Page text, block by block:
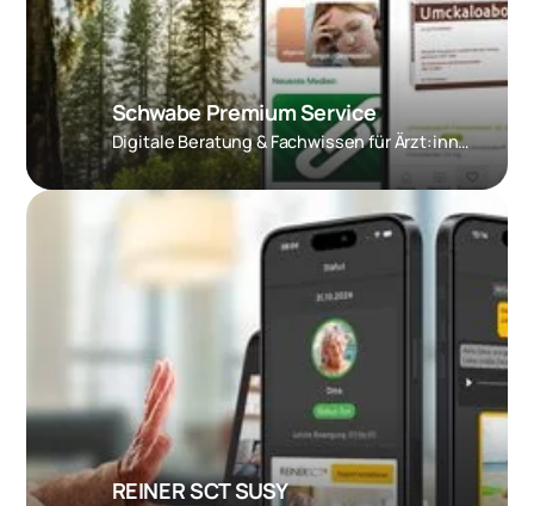
Schwabe Premium Service
Digitale Beratung & Fachwissen für Ärzt:innen
REINER SCT SUSY